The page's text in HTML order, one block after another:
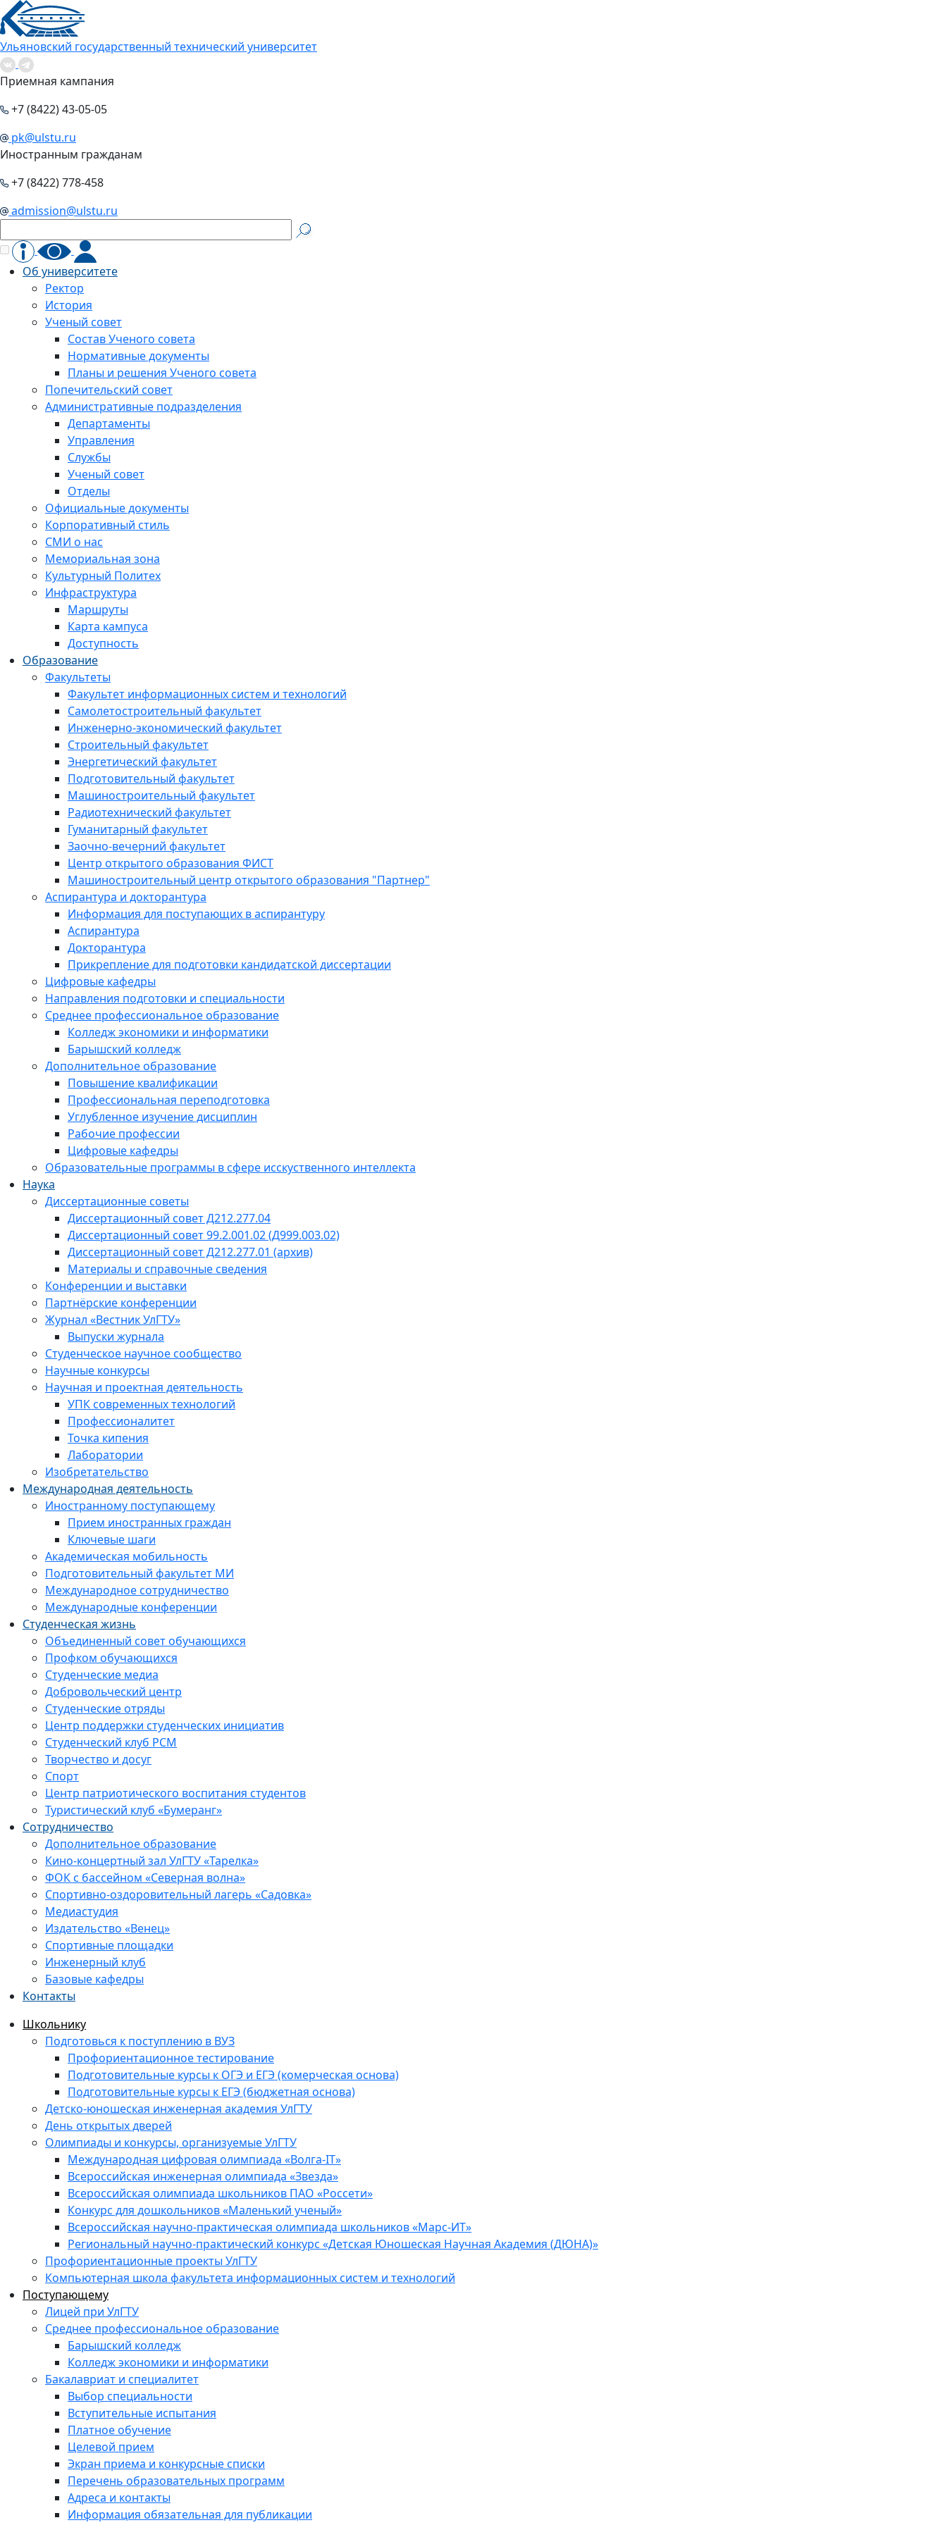
Ульяновский государственный технический университет
Приемная кампания
+7 (8422) 43-05-05
pk@ulstu.ru
Иностранным гражданам
+7 (8422) 778-458
admission@ulstu.ru
Об университете
Ректор
История
Ученый совет
Состав Ученого совета
Нормативные документы
Планы и решения Ученого совета
Попечительский совет
Административные подразделения
Департаменты
Управления
Службы
Ученый совет
Отделы
Официальные документы
Корпоративный стиль
СМИ о нас
Мемориальная зона
Культурный Политех
Инфраструктура
Маршруты
Карта кампуса
Доступность
Образование
Факультеты
Факультет информационных систем и технологий
Самолетостроительный факультет
Инженерно-экономический факультет
Строительный факультет
Энергетический факультет
Подготовительный факультет
Машиностроительный факультет
Радиотехнический факультет
Гуманитарный факультет
Заочно-вечерний факультет
Центр открытого образования ФИСТ
Машиностроительный центр открытого образования "Партнер"
Аспирантура и докторантура
Информация для поступающих в аспирантуру
Аспирантура
Докторантура
Прикрепление для подготовки кандидатской диссертации
Цифровые кафедры
Направления подготовки и специальности
Среднее профессиональное образование
Колледж экономики и информатики
Барышский колледж
Дополнительное образование
Повышение квалификации
Профессиональная переподготовка
Углубленное изучение дисциплин
Рабочие профессии
Цифровые кафедры
Образовательные программы в сфере исскуственного интеллекта
Наука
Диссертационные советы
Диссертационный совет Д212.277.04
Диссертационный совет 99.2.001.02 (Д999.003.02)
Диссертационный совет Д212.277.01 (архив)
Материалы и справочные сведения
Конференции и выставки
Партнёрские конференции
Журнал «Вестник УлГТУ»
Выпуски журнала
Студенческое научное сообщество
Научные конкурсы
Научная и проектная деятельность
УПК современных технологий
Профессионалитет
Точка кипения
Лаборатории
Изобретательство
Международная деятельность
Иностранному поступающему
Прием иностранных граждан
Ключевые шаги
Академическая мобильность
Подготовительный факультет МИ
Международное сотрудничество
Международные конференции
Студенческая жизнь
Объединенный совет обучающихся
Профком обучающихся
Студенческие медиа
Добровольческий центр
Студенческие отряды
Центр поддержки студенческих инициатив
Студенческий клуб РСМ
Творчество и досуг
Спорт
Центр патриотического воспитания студентов
Туристический клуб «Бумеранг»
Сотрудничество
Дополнительное образование
Кино-концертный зал УлГТУ «Тарелка»
ФОК с бассейном «Северная волна»
Спортивно-оздоровительный лагерь «Садовка»
Медиастудия
Издательство «Венец»
Спортивные площадки
Инженерный клуб
Базовые кафедры
Контакты
Школьнику
Подготовься к поступлению в ВУЗ
Профориентационное тестирование
Подготовительные курсы к ОГЭ и ЕГЭ (комерческая основа)
Подготовительные курсы к ЕГЭ (бюджетная основа)
Детско-юношеская инженерная академия УлГТУ
День открытых дверей
Олимпиады и конкурсы, организуемые УлГТУ
Международная цифровая олимпиада «Волга-IT»
Всероссийская инженерная олимпиада «Звезда»
Всероссийская олимпиада школьников ПАО «Россети»
Конкурс для дошкольников «Маленький ученый»
Всероссийская научно-практическая олимпиада школьников «Марс-ИТ»
Региональный научно-практический конкурс «Детская Юношеская Научная Академия (ДЮНА)»
Профориентационные проекты УлГТУ
Компьютерная школа факультета информационных систем и технологий
Поступающему
Лицей при УлГТУ
Среднее профессиональное образование
Барышский колледж
Колледж экономики и информатики
Бакалавриат и специалитет
Выбор специальности
Вступительные испытания
Платное обучение
Целевой прием
Экран приема и конкурсные списки
Перечень образовательных программ
Адреса и контакты
Информация обязательная для публикации